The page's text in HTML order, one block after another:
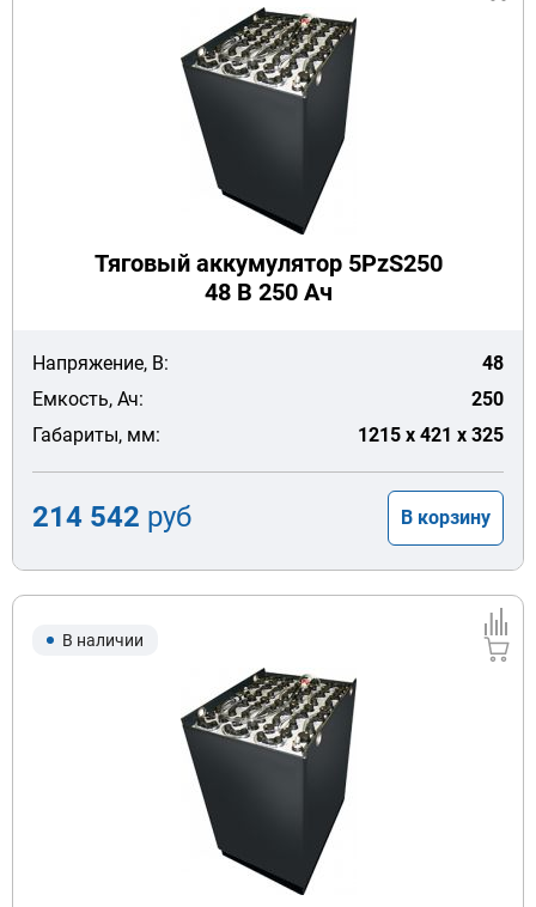
Тяговый аккумулятор 5PzS250
48 В 250 Ач
Напряжение, В:
48
Емкость, Ач:
250
Габариты, мм:
1215 x 421 x 325
214 542 руб В корзину
В наличии